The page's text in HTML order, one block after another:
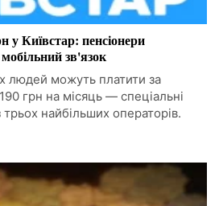
у Київстар: пенсіонери
зв'язок
людей можуть платити за
грн на місяць — спеціальні
найбільших операторів.